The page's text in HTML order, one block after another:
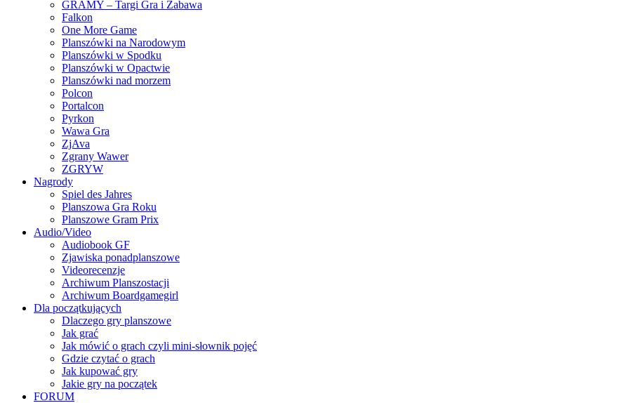
GRAMY – Targi Gra i Zabawa
Falkon
One More Game
Planszówki na Narodowym
Planszówki w Spodku
Planszówki w Opactwie
Planszówki nad morzem
Polcon
Portalcon
Pyrkon
Wawa Gra
ZjAva
Zgrany Wawer
ZGRYW
Nagrody
Spiel des Jahres
Planszowa Gra Roku
Planszowe Gram Prix
Audio/Video
Audiobook GF
Zjawiska ponadplanszowe
Videorecenzje
Archiwum Planszostacji
Archiwum Boardgamegirl
Dla początkujących
Dlaczego gry planszowe
Jak grać
Jak mówić o grach czyli mini-słownik pojęć
Gdzie czytać o grach
Jak kupować gry
Jakie gry na początek
FORUM